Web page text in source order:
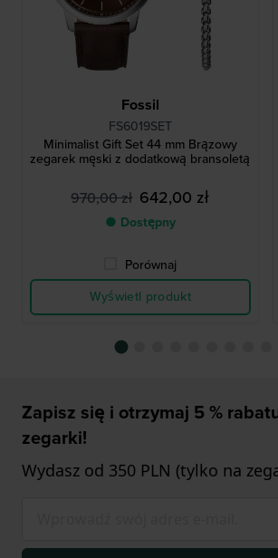
Fossil
FS6019SET
Minimalist Gift Set 44 mm Brązowy
zegarek męski z dodatkową bransoletą
970,00 zł 642,00 zł
● Dostępny
Porównaj
Wyświetl produkt
Zapisz się i otrzymaj 5 %
zegarki!
Wydasz od 350 PLN (tylko na